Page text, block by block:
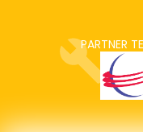
PARTNER